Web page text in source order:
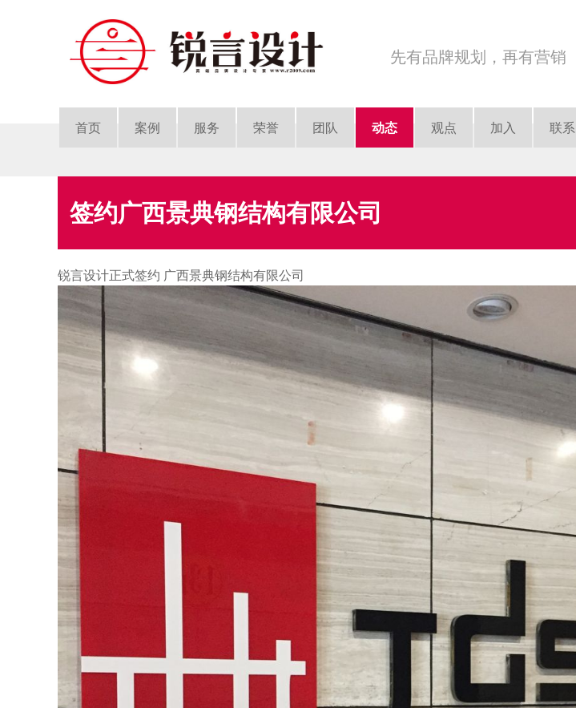
让产品好卖让品牌值钱
国际认可的品牌设计团队
首页 案例 服务 荣誉 团队 动态 观点 加入 联系
签约广西景典钢结构有限公司
锐言设计正式签约 广西景典钢结构有限公司